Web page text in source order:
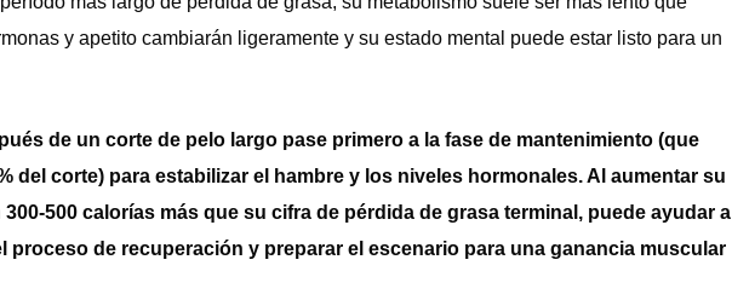
y apetito cambiarán ligeramente y su estado mental puede estar listo para un
de un corte de pelo largo pase primero a la fase de mantenimiento (que
del corte) para estabilizar el hambre y los niveles hormonales. Al aumentar su
500 calorías más que su cifra de pérdida de grasa terminal, puede ayudar a
proceso de recuperación y preparar el escenario para una ganancia muscular